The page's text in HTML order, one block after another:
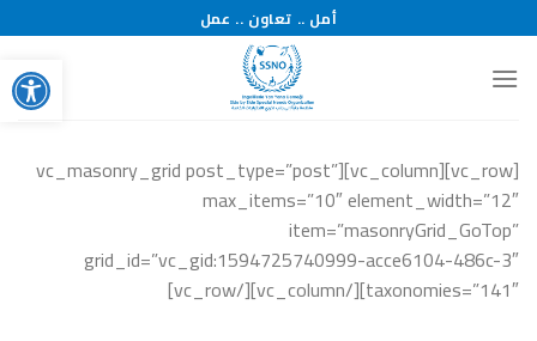
للمحتوى
أمل .. تعاون .. عمل
[vc_row][vc_column][vc_masonry_grid post_type=”post”
max_items=”10″ element_width=”12″
item=”masonryGrid_GoTop”
grid_id=”vc_gid:1594725740999-acce6104-486c-3″
taxonomies=”141″][/vc_column][/vc_row]